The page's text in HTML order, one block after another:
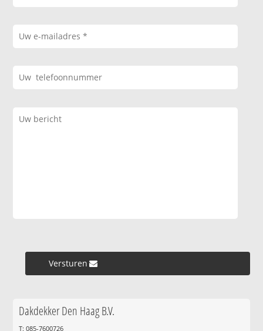
Versturen »
Dakdekker Den Haag B.V.
T: 085-7600726